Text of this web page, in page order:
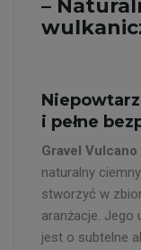
–
i pełne
Gravel Vulcano
naturalny
stworzyć w
aranżacje. Jego
jest o subtelne